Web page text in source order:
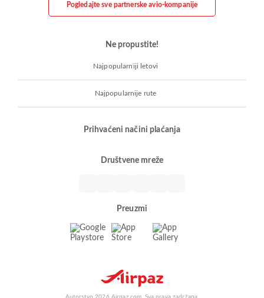
Pogledajte sve partnerske avio-kompanije
Ne propustite!
Najpopularniji letovi
Najpopularnije rute
Prihvaćeni načini plaćanja
Društvene mreže
Preuzmi
Autorstvo 2026 Airpaz.com. Sva prava zadržana.